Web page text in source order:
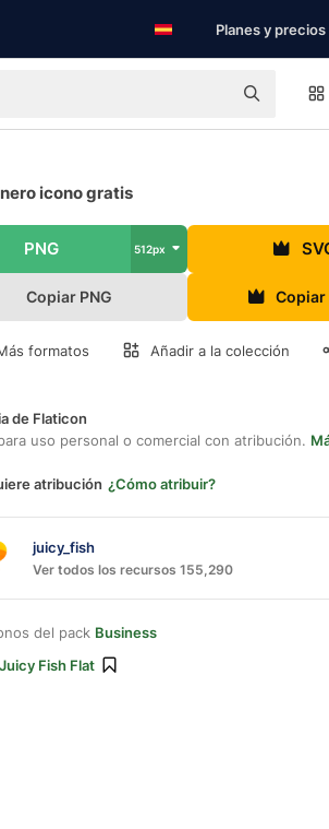
Planes y precios
icono gratis
PNG 512px
Copiar PNG Copiar
formatos Añadir a la colección
de Flaticon
uso personal o comercial con atribución.
atribución ¿Cómo atribuir?
juicy_fish
Ver todos los recursos 155,290
del pack Business
Juicy Fish Flat